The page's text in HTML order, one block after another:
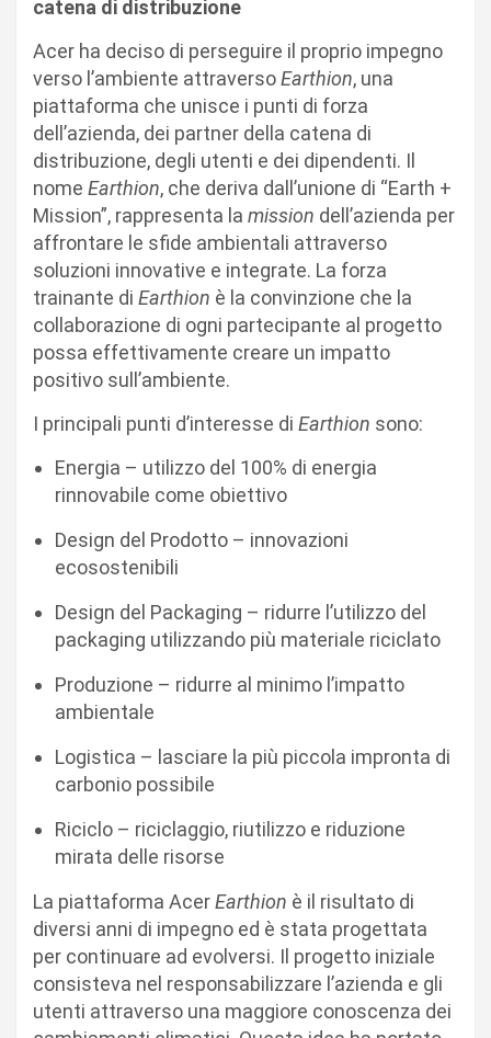
catena di distribuzione
Acer ha deciso di perseguire il proprio impegno
verso l’ambiente attraversoEarthion, una
piattaforma che unisce i punti di forza
dell’azienda, dei partner della catena di
distribuzione, degli utenti e dei dipendenti. Il
nome Earthion, che deriva dall’unione di “Earth +
Mission”, rappresenta la mission dell’azienda per
affrontare le sfide ambientali attraverso
soluzioni innovative e integrate. La forza
trainante di Earthion è la convinzione che la
collaborazione di ogni partecipante al progetto
possa effettivamente creare un impatto
positivo sull’ambiente.
I principali punti d’interesse di Earthion sono:
Energia – utilizzo del 100% di energia
rinnovabile come obiettivo
Design del Prodotto – innovazioni
ecosostenibili
Design del Packaging – ridurre l’utilizzo del
packaging utilizzando più materiale riciclato
Produzione – ridurre al minimo l’impatto
ambientale
Logistica – lasciare la più piccola impronta di
carbonio possibile
Riciclo – riciclaggio, riutilizzo e riduzione
mirata delle risorse
La piattaforma AcerEarthion è il risultato di
diversi anni di impegno ed è stata progettata
per continuare ad evolversi. Il progetto iniziale
consisteva nel responsabilizzare l’azienda e gli
utenti attraverso una maggiore conoscenza dei